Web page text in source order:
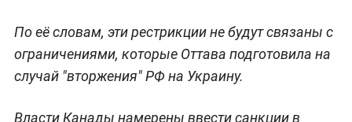
По её словам, эти рестрикции не будут связаны с
ограничениями, которые Оттава подготовила на
случай "вторжения" РФ на Украину.
Власти Канады намерены ввести санкции в